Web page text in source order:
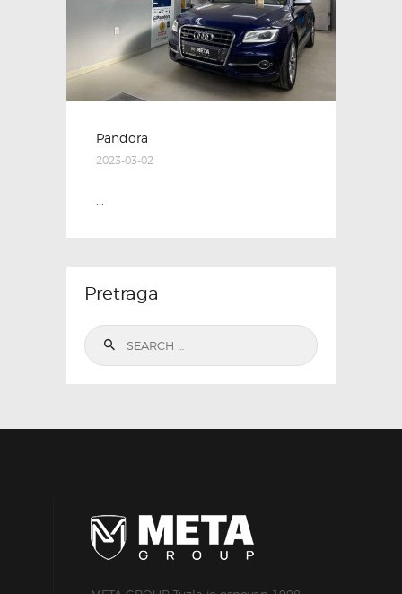
Pandora
2023-03-02
Pretraga
Search
for: